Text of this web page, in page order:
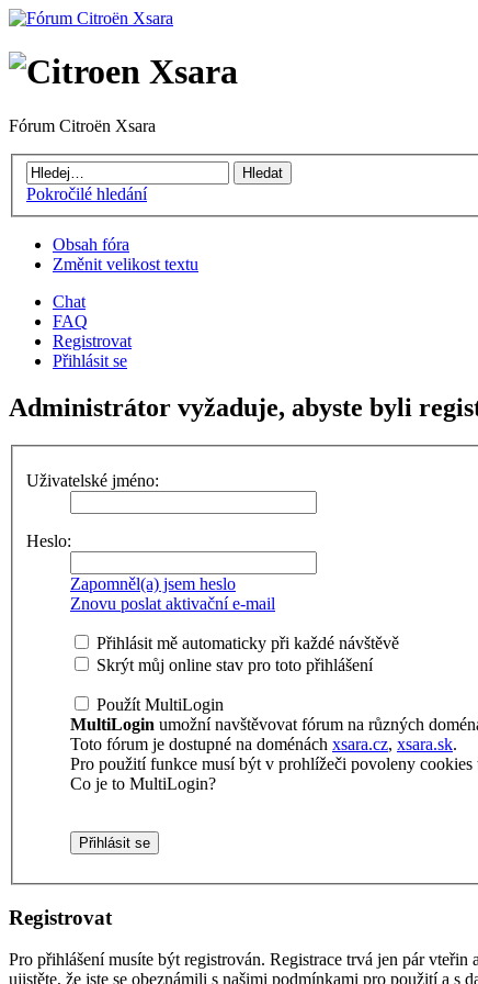
Fórum Citroën Xsara
Pokročilé hledání
Obsah fóra
Změnit velikost textu
Chat
FAQ
Registrovat
Přihlásit se
Administrátor vyžaduje, abyste byli
Uživatelské jméno:
Heslo:
Zapomněl(a) jsem heslo
Znovu poslat aktivační e-mail
Přihlásit mě automaticky při každé návštěvě
Skrýt můj online stav pro toto přihlášení
Použít MultiLogin
MultiLogin umožní navštěvovat fórum na různých
Toto fórum je dostupné na doménách xsara.cz, xsara.sk.
Pro použití funkce musí být v prohlížeči povoleny cookies
Co je to MultiLogin?
Registrovat
Pro přihlášení musíte být registrován. Registrace trvá jen pár
ujistěte, že jste se obeznámili s našimi podmínkami pro použití a s